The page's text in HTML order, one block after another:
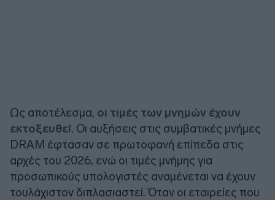
Ως αποτέλεσμα, οι τιμές των μνημών έχουν
εκτοξευθεί. Οι αυξήσεις στις συμβατικές μνήμες
DRAM έφτασαν σε πρωτοφανή επίπεδα στις
αρχές του 2026, ενώ οι τιμές μνήμης για
προσωπικούς υπολογιστές αναμένεται να έχουν
τουλάχιστον διπλασιαστεί. Όταν οι εταιρείες που